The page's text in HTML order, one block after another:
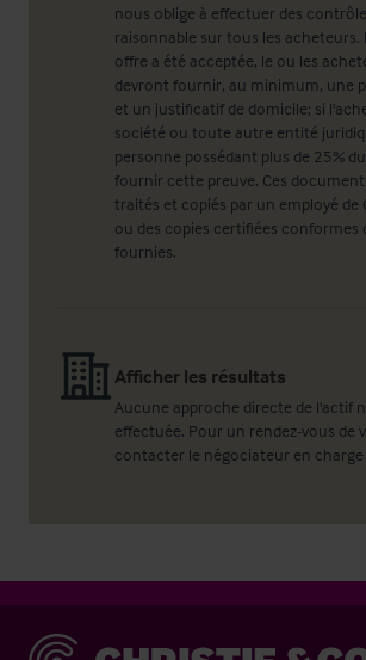
nous oblige à effectuer des
raisonnable sur tous les acheteurs.
offre a été acceptée, le ou les
devront fournir, au minimum, une
et un justificatif de domicile; si
société ou toute autre entité
personne possédant plus de 25%
fournir cette preuve. Ces
traités et copiés par un employé de
ou des copies certifiées conformes
fournies.
Afficher les résultats
Aucune approche directe de l'actif
effectuée. Pour un rendez-vous de
contacter le négociateur en charge
Christie & Co